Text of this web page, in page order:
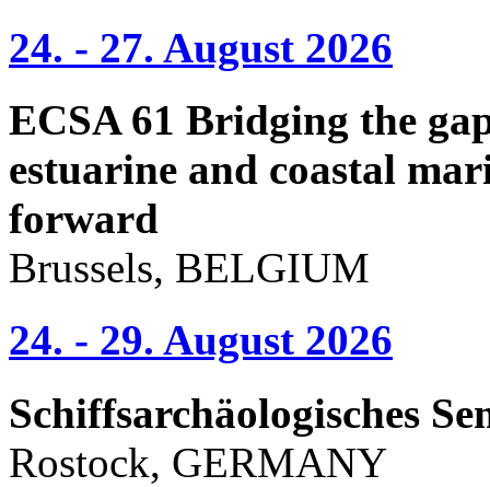
24. - 27. August 2026
ECSA 61 Bridging the
estuarine and coastal
forward
Brussels, BELGIUM
24. - 29. August 2026
Schiffsarchäologisches
Rostock, GERMANY